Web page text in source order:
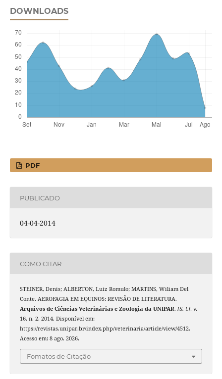
DOWNLOADS
PDF
PUBLICADO
04-04-2014
COMO CITAR
STEINER, Denis; ALBERTON, Luiz Romulo; MARTINS, Wiliam Del
Conte. AEROFAGIA EM EQUINOS: REVISÃO DE LITERATURA.
Arquivos de Ciências Veterinárias e Zoologia da UNIPAR, [S. l.], v.
16, n. 2, 2014. Disponível em:
https://revistas.unipar.br/index.php/veterinaria/article/view/4512.
Acesso em: 8 ago. 2026.
Fomatos de Citação